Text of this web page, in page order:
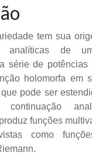
tem sua
analíticas de
série de potências
holomorfa em
pode ser
continuação
funções
como